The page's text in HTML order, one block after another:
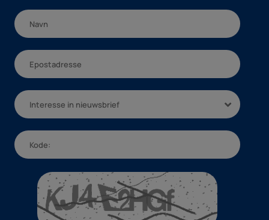
Interesse in nieuwsbrief